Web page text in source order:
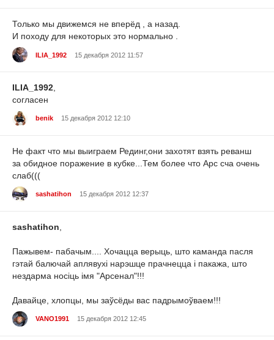
Только мы движемся не вперёд , а назад.
И походу для некоторых это нормально .
ILIA_1992 15 декабря 2012 11:57
ILIA_1992,
согласен
benik 15 декабря 2012 12:10
Не факт что мы выиграем Рединг,они захотят взять реванш
за обидное поражение в кубке...Тем более что Арс сча очень
слаб(((
sashatihon 15 декабря 2012 12:37
sashatihon
Пажывем- пабачым.... Хочацца верыць, што каманда пасля
гэтай балючай аплявухі нарэшце прачнецца і пакажа, што
нездарма носіць імя "Арсенал"!!!
Давайце, хлопцы, мы заўсёды вас падрымоўваем!!!
VANO1991 15 декабря 2012 12:45